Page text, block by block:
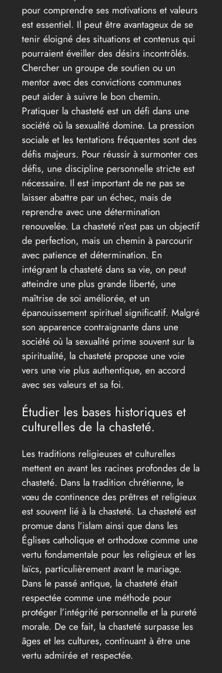
pour comprendre ses motivations et valeurs
est essentiel. Il peut être avantageux de se
tenir éloigné des situations et contenus qui
pourraient éveiller des désirs incontrôlés.
Chercher un groupe de soutien ou un
mentor avec des convictions communes
peut aider à suivre le bon chemin.
Pratiquer la chasteté est un défi dans une
société où la sexualité domine. La pression
sociale et les tentations fréquentes sont des
défis majeurs. Pour réussir à surmonter ces
défis, une discipline personnelle stricte est
nécessaire. Il est important de ne pas se
laisser abattre par un échec, mais de
reprendre avec une détermination
renouvelée. La chasteté n’est pas un objectif
de perfection, mais un chemin à parcourir
avec patience et détermination. En
intégrant la chasteté dans sa vie, on peut
atteindre une plus grande liberté, une
maîtrise de soi améliorée, et un
épanouissement spirituel significatif. Malgré
son apparence contraignante dans une
société où la sexualité prime souvent sur la
spiritualité, la chasteté propose une voie
vers une vie plus authentique, en accord
avec ses valeurs et sa foi.
Étudier les bases historiques et
culturelles de la chasteté.
Les traditions religieuses et culturelles
mettent en avant les racines profondes de la
chasteté. Dans la tradition chrétienne, le
vœu de continence des prêtres et religieux
est souvent lié à la chasteté. La chasteté est
promue dans l’islam ainsi que dans les
Églises catholique et orthodoxe comme une
vertu fondamentale pour les religieux et les
laïcs, particulièrement avant le mariage.
Dans le passé antique, la chasteté était
respectée comme une méthode pour
protéger l’intégrité personnelle et la pureté
morale. De ce fait, la chasteté surpasse les
âges et les cultures, continuant à être une
vertu admirée et respectée.